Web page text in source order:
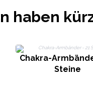
haben
Chakra-
Steine